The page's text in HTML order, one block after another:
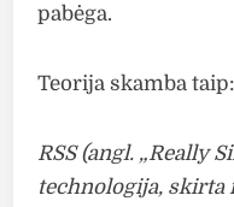
pabėga.
Teorija skamba taip:
RSS (angl. „Really
technologija,